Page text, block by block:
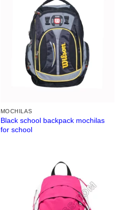
MOCHILAS
Black school backpack mochilas
for school